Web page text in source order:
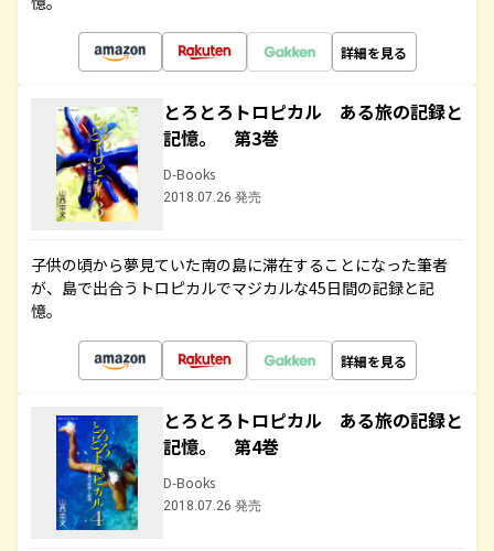
詳細を見る
とろとろトロピカル ある旅の記録と
記憶。 第3巻
D-Books
2018.07.26 発売
子供の頃から夢見ていた南の島に滞在することになった筆者
が、島で出合うトロピカルでマジカルな45日間の記録と記
憶。
詳細を見る
とろとろトロピカル ある旅の記録と
記憶。 第4巻
D-Books
2018.07.26 発売